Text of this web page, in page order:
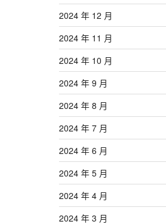
2024 年 12 月
2024 年 11 月
2024 年 10 月
2024 年 9 月
2024 年 8 月
2024 年 7 月
2024 年 6 月
2024 年 5 月
2024 年 4 月
2024 年 3 月